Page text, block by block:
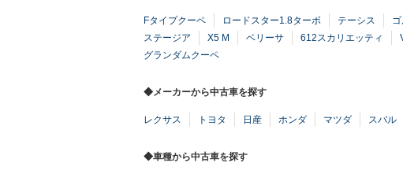
Fタイプクーペ ロードスター1.8ターボ テーシス
ステージア
X5 M ベリーサ 612スカリエッティ
グランダムクーペ
◆メーカーから中古車を探す
レクサス トヨタ 日産 ホンダ マツダ スバル
◆車種から中古車を探す